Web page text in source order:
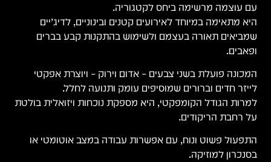
עם עוצמה מרשימה ביחס לקטגוריה.
היא מתאימה במיוחד לאירועים קטנים ובינוניים, לדיג’יים
שמביאים תאורה בעצמם ולשימוש בהתקנות קבע בברים
ופאבים.
המכונה פועלת בשני צבעים – אדום וירוק – ויוצרת אפקטי
לייזר חדים וברורים שמוסיפים עומק ותנועה לחלל.
למרות הגודל הקומפקטי, היא מספקת נוכחות ויזואלית בולטת
על רחבת הריקודים.
התפעול פשוט ונוח, עם אפשרות עבודה במצב אוטומטי או
בסנכרון למוזיקה.